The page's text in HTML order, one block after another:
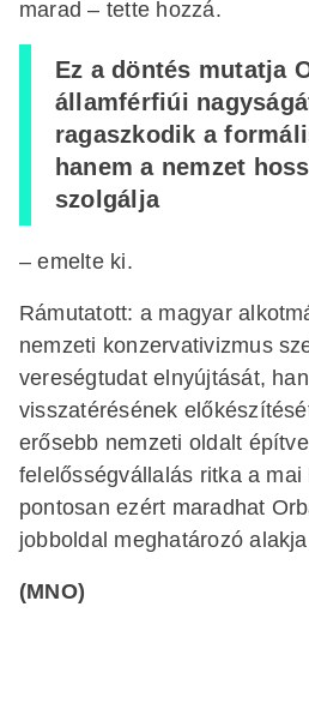
marad – tette hozzá.
Ez a döntés mutatja
államférfiúi
ragaszkodik a
hanem a nemzet
szolgálja
– emelte ki.
Rámutatott: a magyar
nemzeti konzervativizmus
vereségtudat elnyújtását,
visszatérésének
erősebb nemzeti oldalt
felelősségvállalás ritka a mai
pontosan ezért maradhat
jobboldal meghatározó
(MNO)